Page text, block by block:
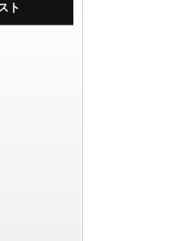
ト